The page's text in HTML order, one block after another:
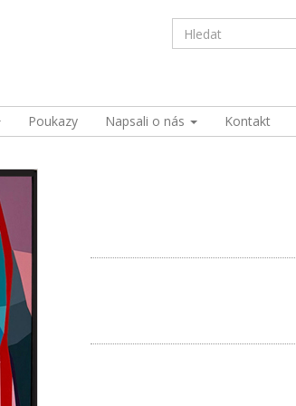
Poukazy Napsali o nás Kontakt